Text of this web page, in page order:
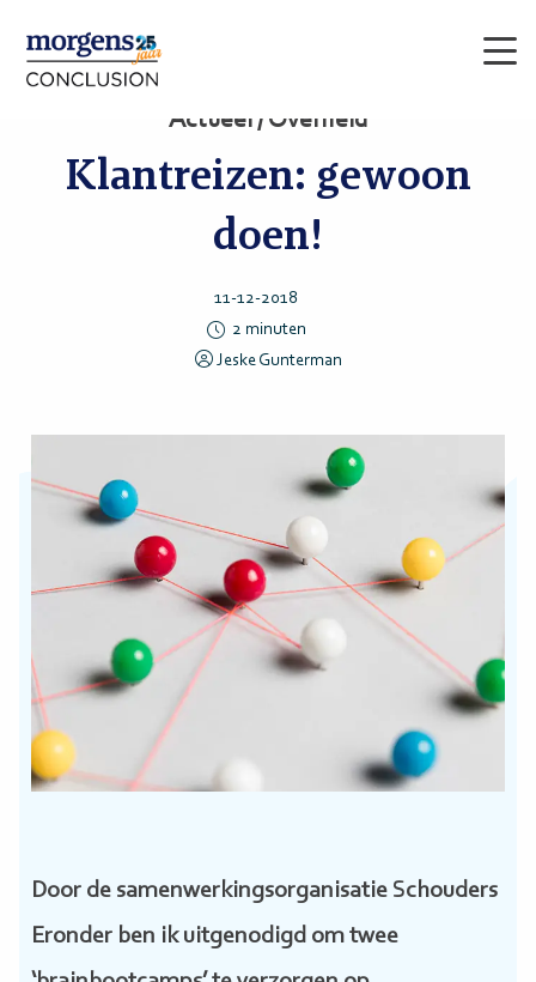
Actueel / Overheid
Klantreizen: gewoon
doen!
11-12-2018
2 minuten
Jeske Gunterman
Door de samenwerkingsorganisatie Schouders
Eronder ben ik uitgenodigd om twee